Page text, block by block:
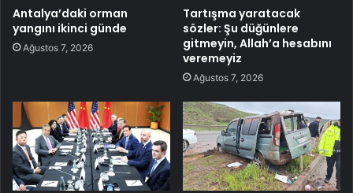
Antalya’daki orman
yangını ikinci günde
Ağustos 7, 2026
Tartışma yaratacak
sözler: Şu düğünlere
gitmeyin, Allah’a hesabını
veremeyiz
Ağustos 7, 2026